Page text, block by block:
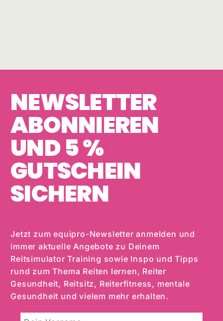
NEWSLETTER
ABONNIEREN
UND 5 %
GUTSCHEIN
SICHERN
Jetzt zum equipro-Newsletter anmelden und
immer aktuelle Angebote zu Deinem
Reitsimulator Training sowie Inspo und Tipps
rund zum Thema Reiten lernen, Reiter
Gesundheit, Reitsitz, Reiterfitness, mentale
Gesundheit und vielem mehr erhalten.